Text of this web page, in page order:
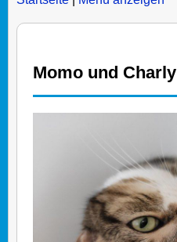
Momo und Charly